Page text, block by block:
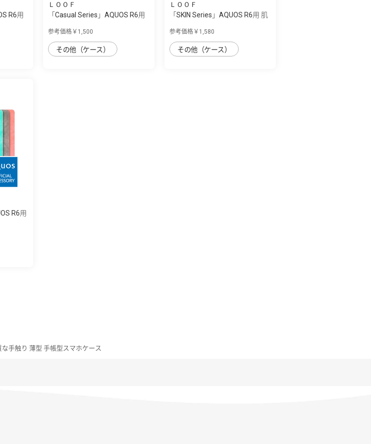
R6用
ＬＯＯＦ
「Casual Series」AQUOS R6用
参考価格￥1,500
その他（ケース）
ＬＯＯＦ
「SKIN Series」AQUOS R6用 肌
参考価格￥1,580
その他（ケース）
R6用
な手触り 薄型 手帳型スマホケース